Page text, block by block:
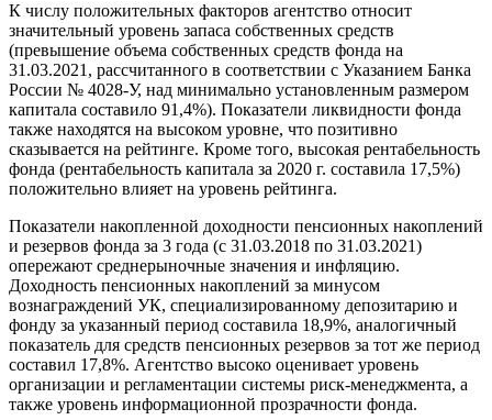
К числу положительных факторов агентство относит
значительный уровень запаса собственных средств
(превышение объема собственных средств фонда на
31.03.2021, рассчитанного в соответствии с Указанием Банка
России № 4028-У, над минимально установленным размером
капитала составило 91,4%). Показатели ликвидности фонда
также находятся на высоком уровне, что позитивно
сказывается на рейтинге. Кроме того, высокая рентабельность
фонда (рентабельность капитала за 2020 г. составила 17,5%)
положительно влияет на уровень рейтинга.
Показатели накопленной доходности пенсионных накоплений
и резервов фонда за 3 года (с 31.03.2018 по 31.03.2021)
опережают среднерыночные значения и инфляцию.
Доходность пенсионных накоплений за минусом
вознаграждений УК, специализированному депозитарию и
фонду за указанный период составила 18,9%, аналогичный
показатель для средств пенсионных резервов за тот же период
составил 17,8%. Агентство высоко оценивает уровень
организации и регламентации системы риск-менеджмента, а
также уровень информационной прозрачности фонда.